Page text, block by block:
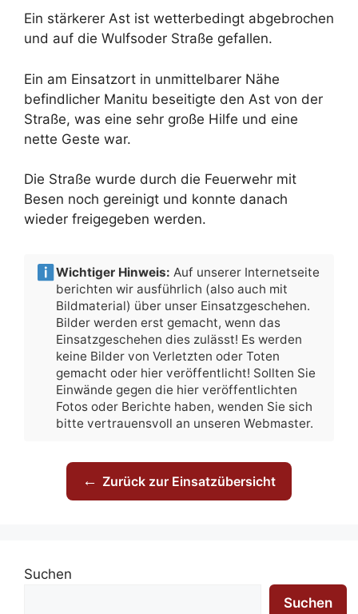
Ein stärkerer Ast ist wetterbedingt abgebrochen
und auf die Wulfsoder Straße gefallen.
Ein am Einsatzort in unmittelbarer Nähe
befindlicher Manitu beseitigte den Ast von der
Straße, was eine sehr große Hilfe und eine
nette Geste war.
Die Straße wurde durch die Feuerwehr mit
Besen noch gereinigt und konnte danach
wieder freigegeben werden.
Wichtiger Hinweis: Auf unserer Internetseite
berichten wir ausführlich (also auch mit
Bildmaterial) über unser Einsatzgeschehen.
Bilder werden erst gemacht, wenn das
Einsatzgeschehen dies zulässt! Es werden
keine Bilder von Verletzten oder Toten
gemacht oder hier veröffentlicht! Sollten Sie
Einwände gegen die hier veröffentlichten
Fotos oder Berichte haben, wenden Sie sich
bitte vertrauensvoll an unseren Webmaster.
← Zurück zur Einsatzübersicht
Suchen
Suchen